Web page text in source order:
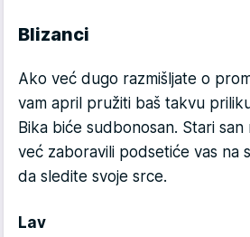
Blizanci
Ako već dugo razmišljate o
vam april pružiti baš takvu
Bika biće sudbonosan. Stari
već zaboravili podsetiće vas na
da sledite svoje srce.
Lav